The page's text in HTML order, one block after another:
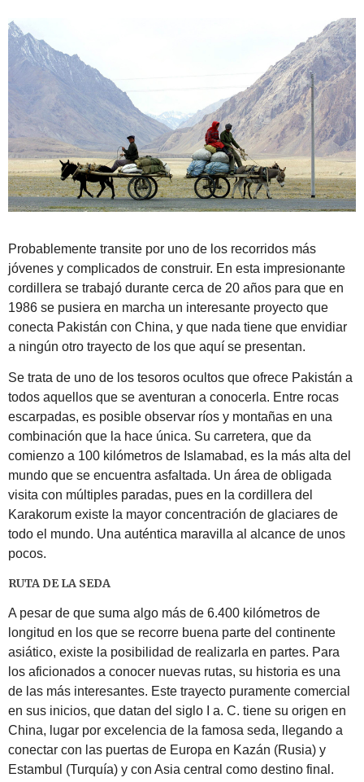
Probablemente transite por uno de los recorridos más
jóvenes y complicados de construir. En esta impresionante
cordillera se trabajó durante cerca de 20 años para que en
1986 se pusiera en marcha un interesante proyecto que
conecta Pakistán con China, y que nada tiene que envidiar
a ningún otro trayecto de los que aquí se presentan.
Se trata de uno de los tesoros ocultos que ofrece Pakistán a
todos aquellos que se aventuran a conocerla. Entre rocas
escarpadas, es posible observar ríos y montañas en una
combinación que la hace única. Su carretera, que da
comienzo a 100 kilómetros de Islamabad, es la más alta del
mundo que se encuentra asfaltada. Un área de obligada
visita con múltiples paradas, pues en la cordillera del
Karakorum existe la mayor concentración de glaciares de
todo el mundo. Una auténtica maravilla al alcance de unos
pocos.
RUTA DE LA SEDA
A pesar de que suma algo más de 6.400 kilómetros de
longitud en los que se recorre buena parte del continente
asiático, existe la posibilidad de realizarla en partes. Para
los aficionados a conocer nuevas rutas, su historia es una
de las más interesantes. Este trayecto puramente comercial
en sus inicios, que datan del siglo I a. C. tiene su origen en
China, lugar por excelencia de la famosa seda, llegando a
conectar con las puertas de Europa en Kazán (Rusia) y
Estambul (Turquía) y con Asia central como destino final.